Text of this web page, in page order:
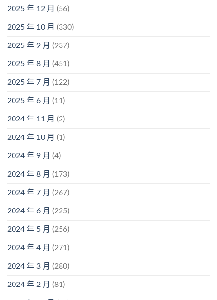
2025 年 12 月 (56)
2025 年 10 月 (330)
2025 年 9 月 (937)
2025 年 8 月 (451)
2025 年 7 月 (122)
2025 年 6 月 (11)
2024 年 11 月 (2)
2024 年 10 月 (1)
2024 年 9 月 (4)
2024 年 8 月 (173)
2024 年 7 月 (267)
2024 年 6 月 (225)
2024 年 5 月 (256)
2024 年 4 月 (271)
2024 年 3 月 (280)
2024 年 2 月 (81)